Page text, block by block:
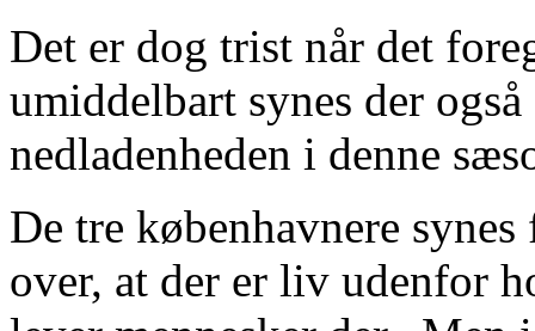
Det er dog trist når det
umiddelbart synes der
nedladenheden i denne
De tre københavnere
over, at der er liv udenfor